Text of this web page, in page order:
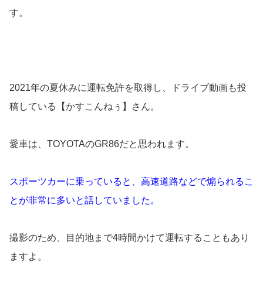
す。
2021年の夏休みに運転免許を取得し、ドライブ動画も投
稿している【かすこんねぅ】さん。
愛車は、TOYOTAのGR86だと思われます。
スポーツカーに乗っていると、高速道路などで煽られるこ
とが非常に多いと話していました。
撮影のため、目的地まで4時間かけて運転することもあり
ますよ。